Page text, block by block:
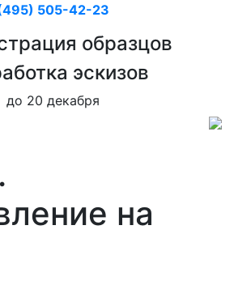
505-42-23
образцов
эскизов
до 20 декабря
на